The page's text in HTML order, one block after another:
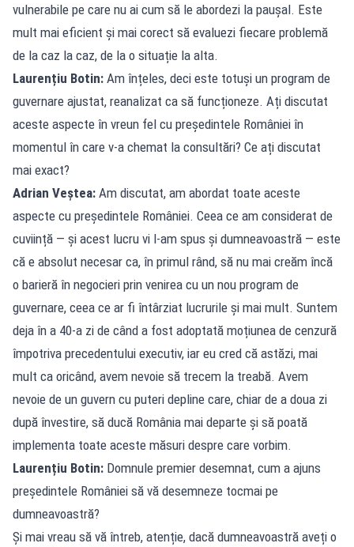
vulnerabile pe care nu ai cum să le abordezi la paușal. Este
mult mai eficient și mai corect să evaluezi fiecare problemă
de la caz la caz, de la o situație la alta.
Laurențiu Botin: Am înțeles, deci este totuși un program de
guvernare ajustat, reanalizat ca să funcționeze. Ați discutat
aceste aspecte în vreun fel cu președintele României în
momentul în care v-a chemat la consultări? Ce ați discutat
mai exact?
Adrian Veștea: Am discutat, am abordat toate aceste
aspecte cu președintele României. Ceea ce am considerat de
cuviință — și acest lucru vi l-am spus și dumneavoastră — este
că e absolut necesar ca, în primul rând, să nu mai creăm încă
o barieră în negocieri prin venirea cu un nou program de
guvernare, ceea ce ar fi întârziat lucrurile și mai mult. Suntem
deja în a 40-a zi de când a fost adoptată moțiunea de cenzură
împotriva precedentului executiv, iar eu cred că astăzi, mai
mult ca oricând, avem nevoie să trecem la treabă. Avem
nevoie de un guvern cu puteri depline care, chiar de a doua zi
după învestire, să ducă România mai departe și să poată
implementa toate aceste măsuri despre care vorbim.
Laurențiu Botin: Domnule premier desemnat, cum a ajuns
președintele României să vă desemneze tocmai pe
dumneavoastră?
Și mai vreau să vă întreb, atenție, dacă dumneavoastră aveți o